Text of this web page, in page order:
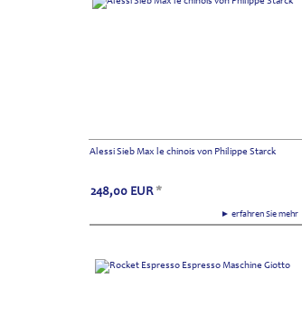
Alessi Sieb Max le chinois von Philippe Starck
► erfahren Sie mehr
248,00 EUR *